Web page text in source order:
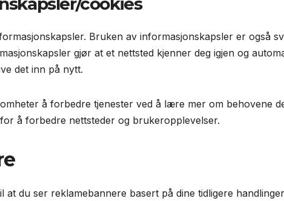
Bruken av informasjonskapsler er også
gjør at et nettsted kjenner deg igjen og
det inn på nytt.
å forbedre tjenester ved å lære mer om behovene
å forbedre nettsteder og brukeropplevelser.
du ser reklamebannere basert på dine tidligere